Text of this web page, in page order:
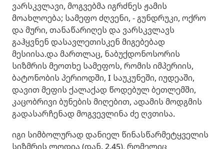
ვარსკვლავი, მოგვებმა იგრძნეს ჟამის
მოახლოება; სამეფო ძღვენი, - გუნდრუკი, ოქრო
და მური, თანაწარიღეს და ვარსკვლავს
გაჰყვნენ დასავლეთისკენ მიგებებად
მესიისა.და მართლაც, ნაბუქდონოსორის
სიზმრის მეოთხე სამეფოს, რომის იმპერიის,
ბატონობის პერიოდში, I საუკუნეში, იუდეაში,
დავით მეფის ქალაქად წოდებულ ბეთლემში,
კაცობრივი ბუნების მიღებით, ადამის მოდგმის
გადასარჩენად მოგვევლინა ძე ღვთისა.
იგი სიმბოლურად დანიელ წინასწარმეტყველის
სიზმრის ლოდია (დან. 2.45), რომელიც